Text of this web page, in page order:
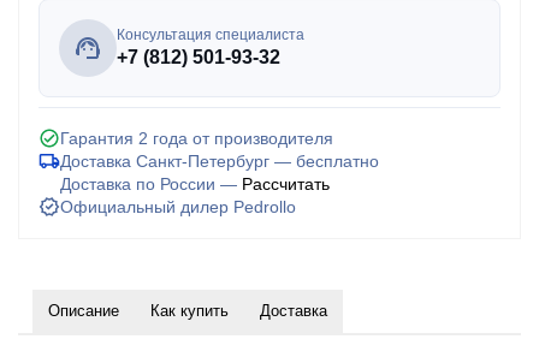
Консультация специалиста
+7 (812) 501-93-32
Гарантия 2 года от производителя
Доставка Санкт-Петербург — бесплатно
Доставка по России — Рассчитать
Официальный дилер Pedrollo
Описание Как купить Доставка